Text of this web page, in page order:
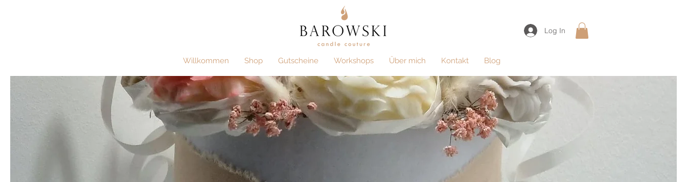
Willkommen Shop Gutscheine Workshops Über mich Kontakt Blog
Log In